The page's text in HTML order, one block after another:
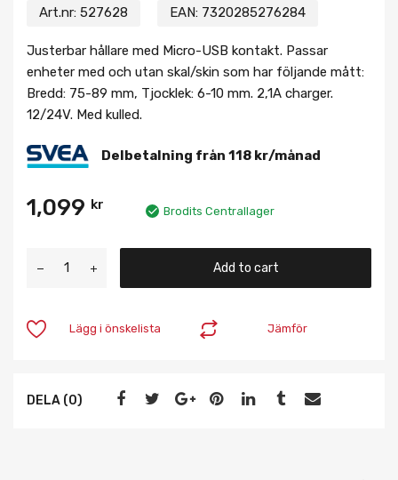
Art.nr: 527628 EAN: 7320285276284
Justerbar hållare med Micro-USB kontakt. Passar
enheter med och utan skal/skin som har följande mått:
Bredd: 75-89 mm, Tjocklek: 6-10 mm. 2,1A charger.
12/24V. Med kulled.
Delbetalning från 118 kr/månad
1,099 kr Brodits Centrallager
Add to cart
Jämför
Lägg i önskelista
DELA (0)